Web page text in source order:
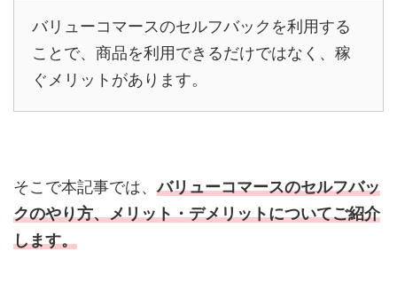
バリューコマースのセルフバックを利用する
ことで、商品を利用できるだけではなく、稼
ぐメリットがあります。
そこで本記事では、バリューコマースのセルフバッ
クのやり方、メリット・デメリットについてご紹介
します。